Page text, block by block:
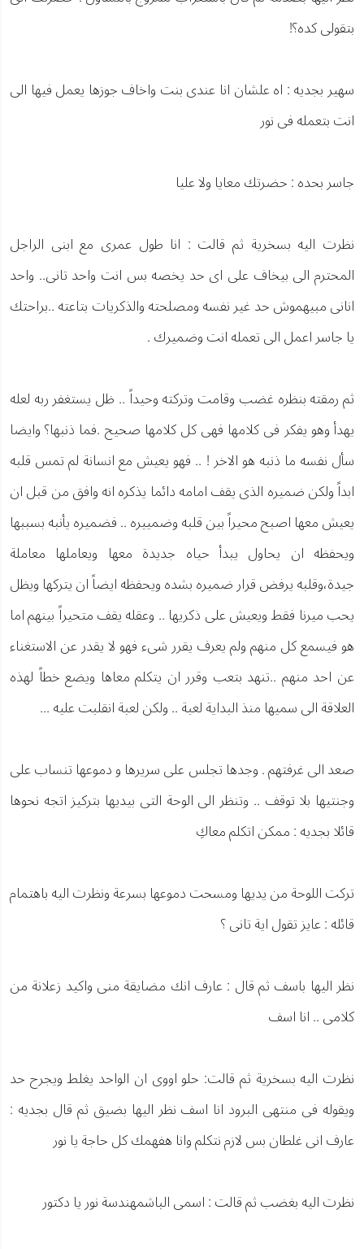
بتقولى كده؟!
سهير بجديه : اه علشان انا عندى بنت واخاف جوزها يعمل فيها الى
انت بتعمله فى نور
جاسر بحده : حضرتك معايا ولا عليا
نظرت اليه بسخرية ثم قالت : انا طول عمرى مع ابنى الراجل
المحترم الى بيخاف على اى حد يخصه بس انت واحد تانى.. واحد
انانى مبيهموش حد غير نفسه ومصلحته والذكريات بتاعته ..براحتك
يا جاسر اعمل الى تعمله انت وضميرك .
ثم رمقته بنظره غضب وقامت وتركته وحيداً .. ظل يستغفر ربه لعله
يهدأ وهو يفكر فى كلامها فهى كل كلامها صحيح .فما ذنبها؟ وايضا
سأل نفسه ما ذنبه هو الاخر ! .. فهو يعيش مع انسانة لم تمس قلبه
ابداً ولكن ضميره الذى يقف امامه دائما يذكره انه وافق من قبل ان
يعيش معها اصبح محيراً بين قلبه وضمييره .. فضميره يأنبه بسببها
ويحفظه ان يحاول يبدأ حياه جديدة معها ويعاملها معاملة
جيدة،وقلبه يرفض قرار ضميره بشده ويحفظه ايضاً ان يتركها ويظل
يحب ميرنا فقط ويعيش على ذكريها .. وعقله يقف متحيراً بينهم اما
هو فيسمع كل منهم ولم يعرف يقرر شىء فهو لا يقدر عن الاستغناء
عن احد منهم ..تنهد بتعب وقرر ان يتكلم معاها ويضع خطاً لهذه
العلاقة الى سميها منذ البداية لعبة .. ولكن لعبة انقلبت عليه ...
صعد الى غرفتهم . وجدها تجلس على سريرها و دموعها تنساب على
وجنتيها بلا توقف .. وتنظر الى الوحة التى بيديها بتركيز اتجه نحوها
قائلا بجديه : ممكن اتكلم معاكِ
تركت اللوحة من يديها ومسحت دموعها بسرعة ونظرت اليه باهتمام
قائله : عايز تقول اية تانى ؟
نظر اليها باسف ثم قال : عارف انك مضايقة منى واكيد زعلانة من
كلامى .. انا اسف
نظرت اليه بسخرية ثم قالت: حلو اووى ان الواحد يغلط ويجرح حد
ويقوله فى منتهى البرود انا اسف نظر اليها بضيق ثم قال بجديه :
عارف انى غلطان بس لازم نتكلم وانا هفهمك كل حاجة يا نور
نظرت اليه بغضب ثم قالت : اسمى الباشمهندسة نور يا دكتور